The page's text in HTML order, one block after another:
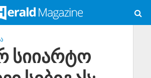
სიიარტო